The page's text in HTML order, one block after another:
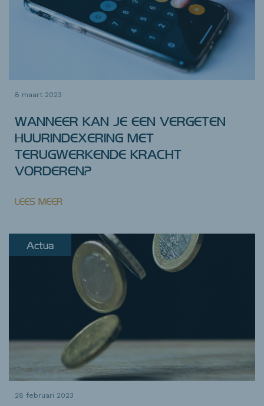
8 maart 2023
WANNEER KAN JE EEN VERGETEN
HUURINDEXERING MET
TERUGWERKENDE KRACHT
VORDEREN?
LEES MEER
Actua
28 februari 2023